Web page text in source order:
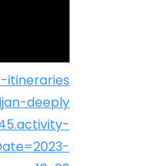
itineraries
deeply